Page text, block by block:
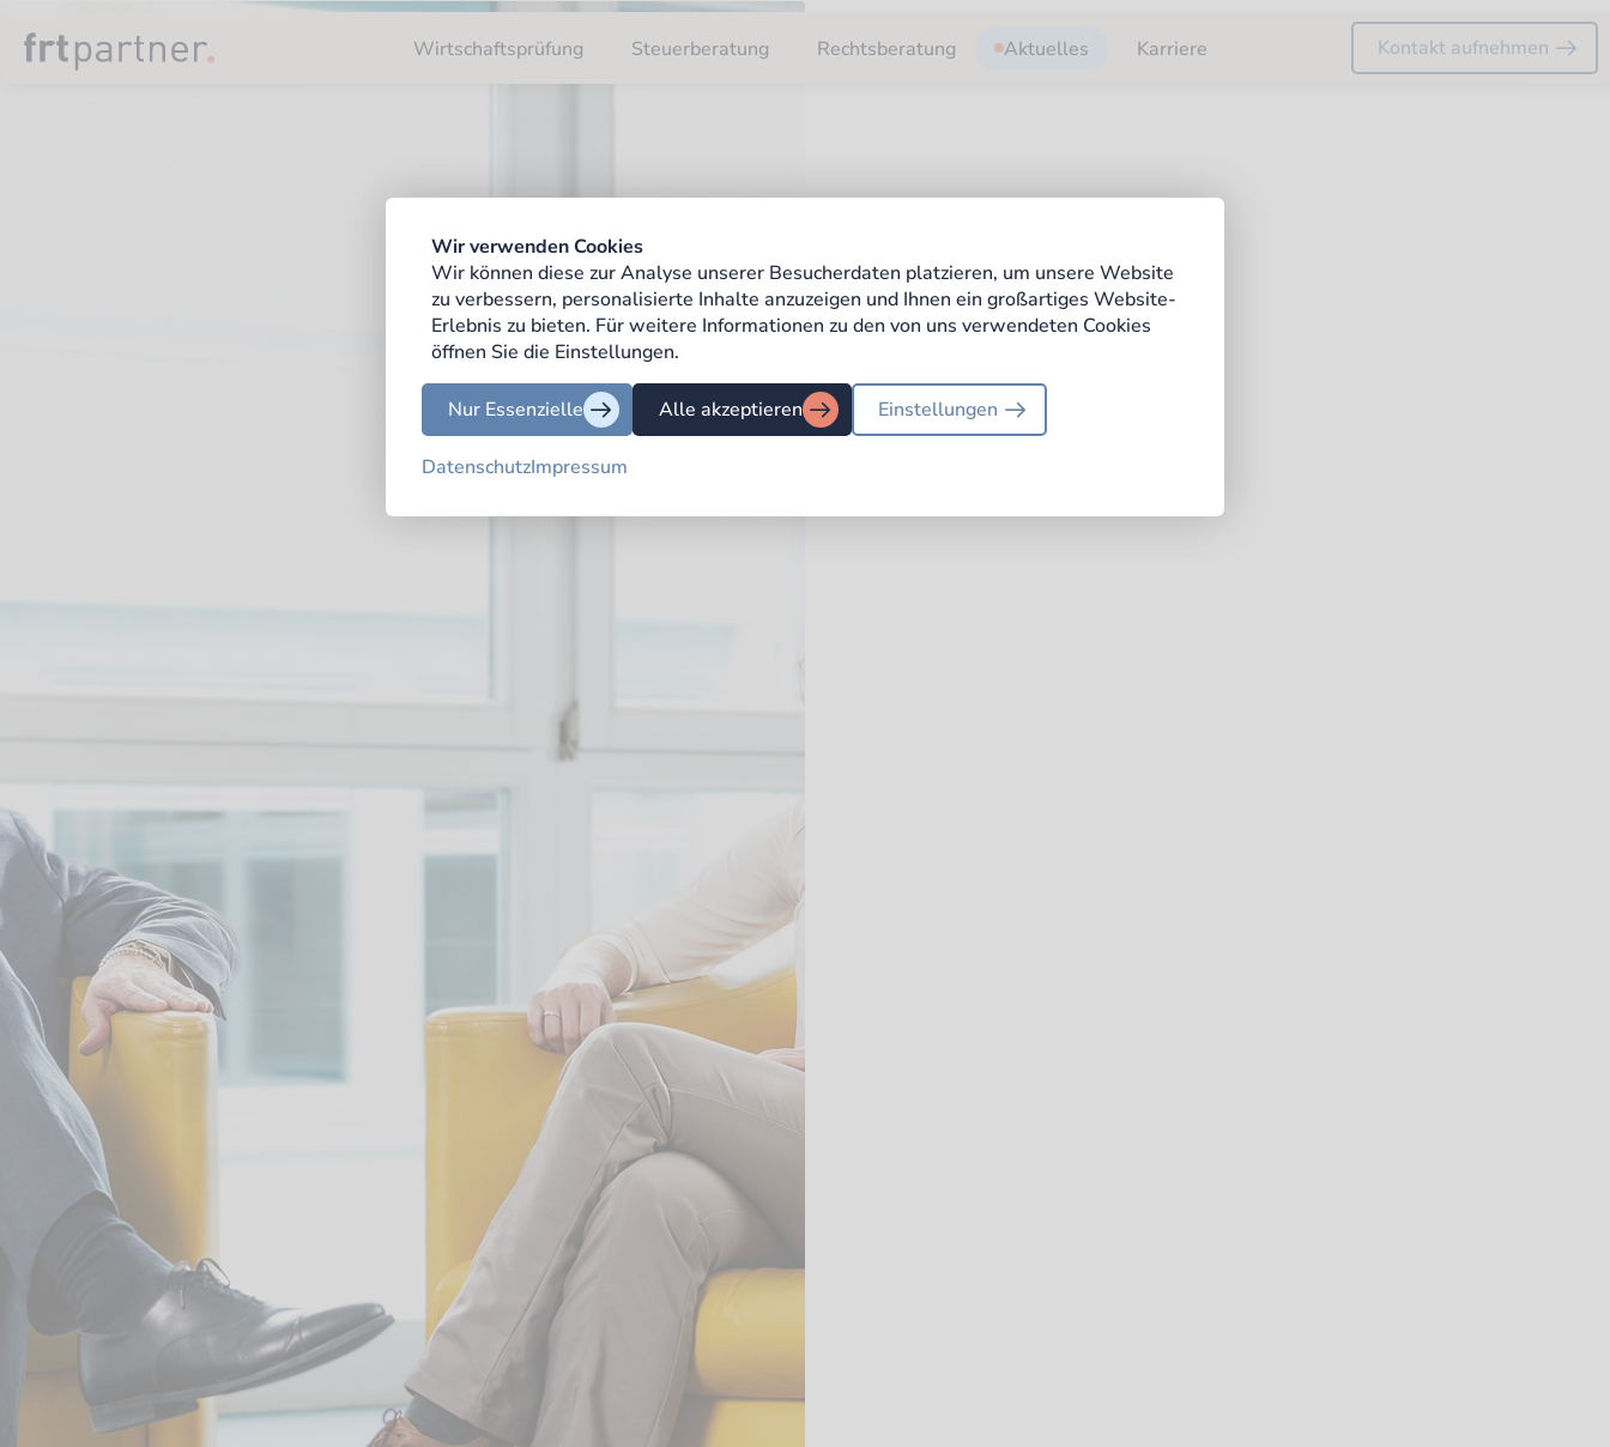
Wir verwenden Cookies
Wir können diese zur Analyse unserer Besucherdaten platzieren, um unsere Website
zu verbessern, personalisierte Inhalte anzuzeigen und Ihnen ein großartiges Website-
Erlebnis zu bieten. Für weitere Informationen zu den von uns verwendeten Cookies
öffnen Sie die Einstellungen.
Alle akzeptieren
Nur Essenzielle Einstellungen
DatenschutzImpressum
Wirtschaftsprüfung Steuerberatung Rechtsberatung Aktuelles Karriere Kontakt aufnehmen